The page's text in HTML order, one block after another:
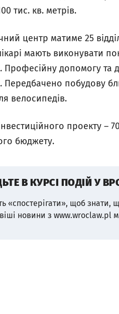
тис. кв. метрів.
центр матиме 25
мають виконувати
Професійну допомогу
Передбачено побудову
велосипедів.
проекту –
бюджету.
В КУРСІ ПОДІЙ У
«спостерігати», щоб знати,
новини з www.wroclaw.pl